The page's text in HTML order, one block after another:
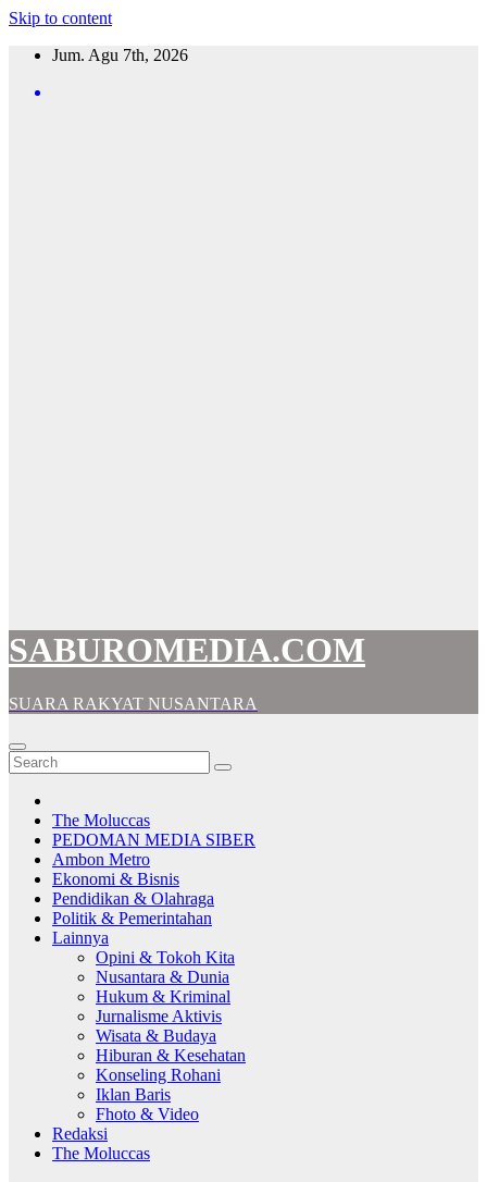
Skip to content
Jum. Agu 7th, 2026
SABUROMEDIA.COM
SUARA RAKYAT NUSANTARA
The Moluccas
PEDOMAN MEDIA SIBER
Ambon Metro
Ekonomi & Bisnis
Pendidikan & Olahraga
Politik & Pemerintahan
Lainnya
Opini & Tokoh Kita
Nusantara & Dunia
Hukum & Kriminal
Jurnalisme Aktivis
Wisata & Budaya
Hiburan & Kesehatan
Konseling Rohani
Iklan Baris
Fhoto & Video
Redaksi
The Moluccas